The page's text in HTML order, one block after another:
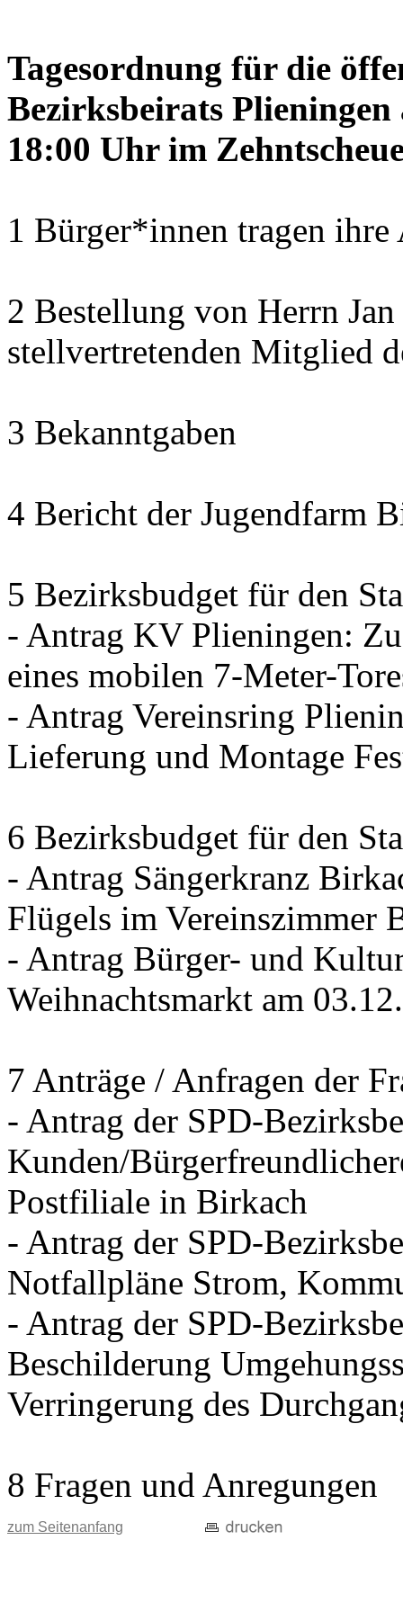
Tagesordnung für die
Bezirksbeirats
18:00 Uhr im
1 Bürger*innen tragen
2 Bestellung von Herrn
stellvertretenden Mitglied
3 Bekanntgaben
4 Bericht der Jugendfarm
5 Bezirksbudget für den
- Antrag KV Plieningen:
eines mobilen 7-Meter-
- Antrag Vereinsring
Lieferung und Montage
6 Bezirksbudget für den
- Antrag Sängerkranz
Flügels im Vereinszimmer
- Antrag Bürger- und
Weihnachtsmarkt am
7 Anträge / Anfragen der
- Antrag der SPD-
Kunden/
Postfiliale in Birkach
- Antrag der SPD-
Notfallpläne Strom,
- Antrag der SPD-
Beschilderung
Verringerung des
8 Fragen und Anregungen
zum Seitenanfang